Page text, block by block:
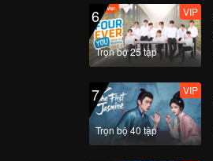
6
Trọn bộ 25 tập
VIP
7
Trọn bộ 40 tập
VIP